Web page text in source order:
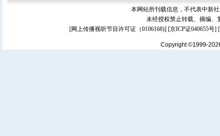
本网站所刊载信息，不代表中新
未经授权禁止转载、摘编、
[网上传播视听节目许可证（0106168)] [京ICP证040655号]
Copyright ©1999-